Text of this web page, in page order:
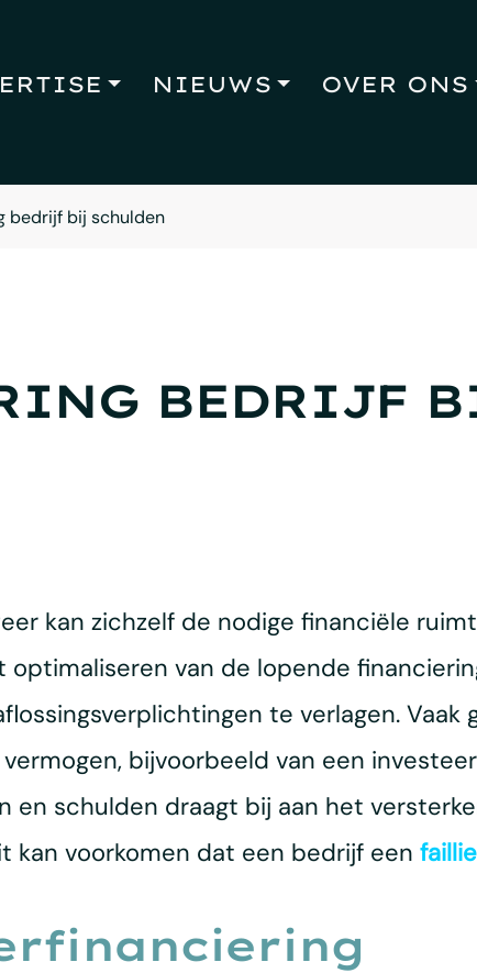
NIEUWS OVER ONS
bedrijf bij schulden
BEDRIJF
kan zichzelf de nodige financiële
optimaliseren van de lopende
te verlagen.
bijvoorbeeld van een
en schulden draagt bij aan het
kan voorkomen dat een bedrijf een